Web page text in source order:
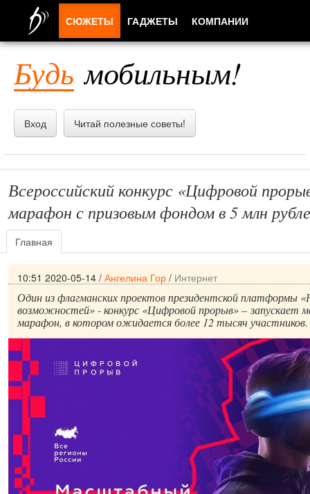
Будь мобильным!
Вход Читай полезные советы!
Всероссийский конкурс «Цифровой
марафон с призовым фондом в 5 млн
Главная
10:51 2020-05-14 / Ангелина Гор / Интернет
Один из флагманских проектов президентской платформы
возможностей» - конкурс «Цифровой прорыв» – запускает
марафон, в котором ожидается более 12 тысяч участников.
СЮЖЕТЫ ГАДЖЕТЫ КОМПАНИИ
ПРИЛОЖЕНИЯ